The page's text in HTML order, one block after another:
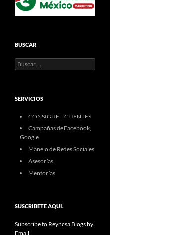
BUSCAR
Buscar:
SERVICIOS
CONSIGUE + CLIENTES
Campañas de Facebook,
Google
Manejo de Redes Sociales
Asesorías
Mentorías
SUSCRIBETE AQUI.
Subscribe to Reynosa Blogs by
Email